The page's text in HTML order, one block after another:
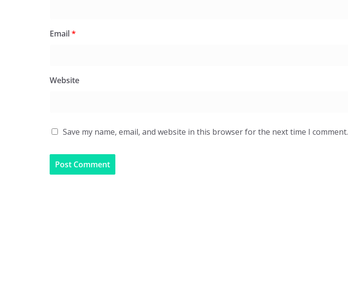
Email*
Website
Save my name, email, and website in this browser for the next time I comment.